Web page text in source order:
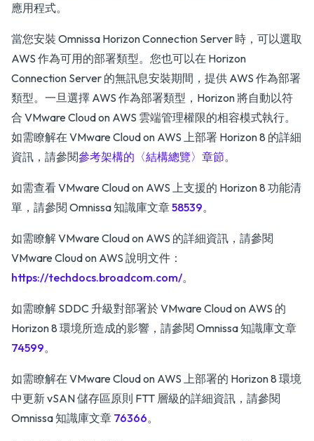
應用程式。
當您安裝 Omnissa Horizon Connection Server 時，可以選取
AWS 作為可用的部署類型。您也可以在 Horizon
Connection Server 的無訊息安裝期間，提供 AWS 作為部署
類型。一旦選擇 AWS 作為部署類型，Horizon 將自動以符
合 VMware Cloud on AWS 雲端管理權限的相容模式執行。
如需瞭解在 VMware Cloud on AWS 上部署 Horizon 8 的詳細
資訊，請參閱參考架構的〈結構總覽〉章節。
如需查看 VMware Cloud on AWS 上支援的 Horizon 8 功能清
單，請參閱 Omnissa 知識庫文章58539。
如需瞭解 VMware Cloud on AWS 的詳細資訊，請參閱
VMware Cloud on AWS 說明文件：
https://techdocs.broadcom.com/。
如需瞭解 SDDC 升級對部署於 VMware Cloud on AWS 的
Horizon 8 環境所造成的影響，請參閱 Omnissa 知識庫文章
74599。
如需瞭解在 VMware Cloud on AWS 上部署的 Horizon 8 環境
中更新 vSAN 儲存區原則 FTT 層級的詳細資訊，請參閱
Omnissa 知識庫文章 76366。